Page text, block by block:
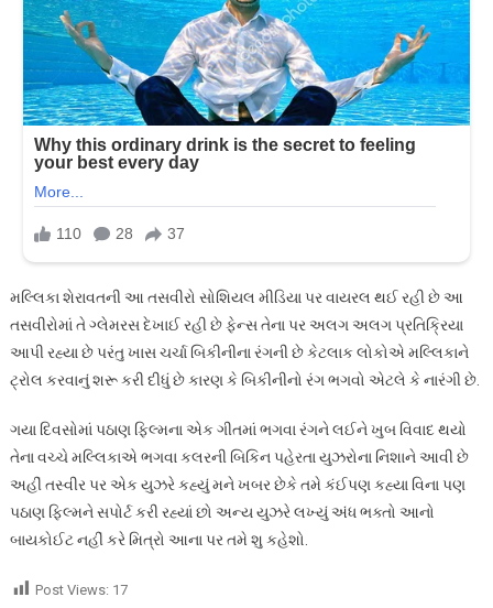
મલ્લિકા શેરાવતની આ તસવીરો સોશિયલ મીડિયા પર વાયરલ થઈ રહી છે આ
તસવીરોમાં તે ગ્લેમરસ દેખાઈ રહી છે ફેન્સ તેના પર અલગ અલગ પ્રતિક્રિયા
આપી રહ્યા છે પરંતુ ખાસ ચર્ચા બિકીનીના રંગની છે કેટલાક લોકોએ મલ્લિકાને
ટ્રોલ કરવાનું શરૂ કરી દીધું છે કારણ કે બિકીનીનો રંગ ભગવો એટલે કે નારંગી છે.
ગયા દિવસોમાં પઠાણ ફિલ્મના એક ગીતમાં ભગવા રંગને લઈને ખુબ વિવાદ થયો
તેના વચ્ચે મલ્લિકાએ ભગવા કલરની બિકિન પહેરતા યુઝરોના નિશાને આવી છે
અહીં તસ્વીર પર એક યુઝરે કહ્યું મને ખબર છેકે તમે કંઈપણ કહ્યા વિના પણ
પઠાણ ફિલ્મને સપોર્ટ કરી રહ્યાં છો અન્ય યુઝરે લખ્યું અંધ ભક્તો આનો
બાયકોઈટ નહીં કરે મિત્રો આના પર તમે શુ કહેશો.
Post Views: 17